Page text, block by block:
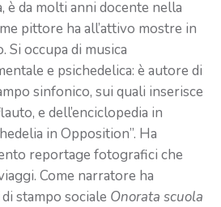
è da molti anni docente nella
pittore ha all’attivo mostre in
Si occupa di musica
e psichedelica: è autore di
sinfonico, sui quali inserisce
e dell’enciclopedia in
in Opposition”. Ha
reportage fotografici che
Come narratore ha
stampo sociale Onorata scuola